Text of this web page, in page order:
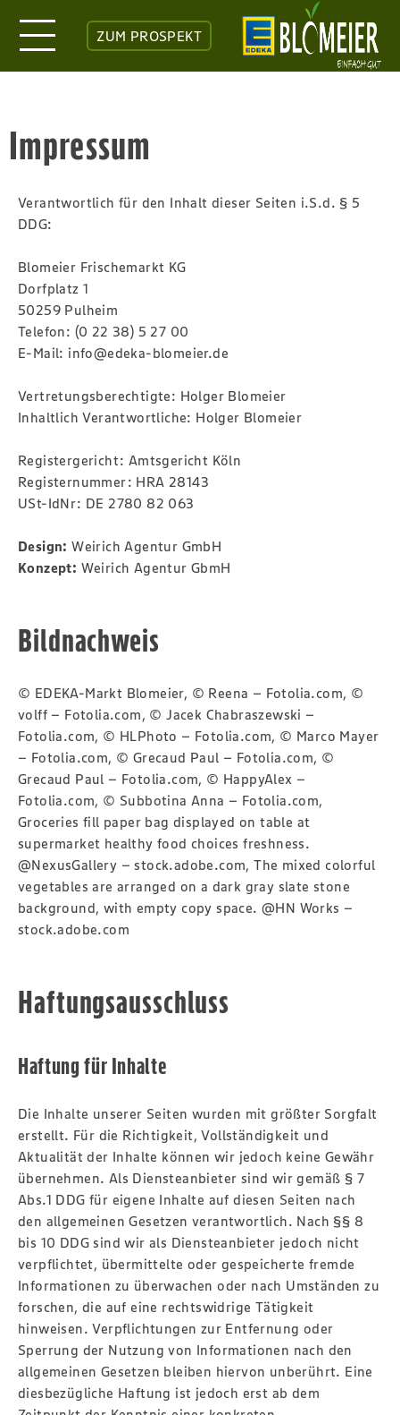
ZUM PROSPEKT
Impressum
Verantwortlich für den Inhalt dieser Seiten i.S.d. § 5
DDG:
Blomeier Frischemarkt KG
Dorfplatz 1
50259 Pulheim
Telefon: (0 22 38) 5 27 00
E-Mail: info@edeka-blomeier.de
Vertretungsberechtigte: Holger Blomeier
Inhaltlich Verantwortliche: Holger Blomeier
Registergericht: Amtsgericht Köln
Registernummer: HRA 28143
USt-IdNr: DE 2780 82 063
Design: Weirich Agentur GmbH
Konzept: Weirich Agentur GbmH
Bildnachweis
© EDEKA-Markt Blomeier, © Reena – Fotolia.com, ©
volff – Fotolia.com, © Jacek Chabraszewski –
Fotolia.com, © HLPhoto – Fotolia.com, © Marco Mayer
– Fotolia.com, © Grecaud Paul – Fotolia.com, ©
Grecaud Paul – Fotolia.com, © HappyAlex –
Fotolia.com, © Subbotina Anna – Fotolia.com,
Groceries fill paper bag displayed on table at
supermarket healthy food choices freshness.
@NexusGallery – stock.adobe.com, The mixed colorful
vegetables are arranged on a dark gray slate stone
background, with empty copy space. @HN Works –
stock.adobe.com
Haftungsausschluss
Haftung für Inhalte
Die Inhalte unserer Seiten wurden mit größter Sorgfalt
erstellt. Für die Richtigkeit, Vollständigkeit und
Aktualität der Inhalte können wir jedoch keine Gewähr
übernehmen. Als Diensteanbieter sind wir gemäß § 7
Abs.1 DDG für eigene Inhalte auf diesen Seiten nach
den allgemeinen Gesetzen verantwortlich. Nach §§ 8
bis 10 DDG sind wir als Diensteanbieter jedoch nicht
verpflichtet, übermittelte oder gespeicherte fremde
Informationen zu überwachen oder nach Umständen zu
forschen, die auf eine rechtswidrige Tätigkeit
hinweisen. Verpflichtungen zur Entfernung oder
Sperrung der Nutzung von Informationen nach den
allgemeinen Gesetzen bleiben hiervon unberührt. Eine
diesbezügliche Haftung ist jedoch erst ab dem